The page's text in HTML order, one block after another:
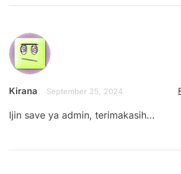
Kirana September 25, 2024
Ijin save ya admin, terimakasih…